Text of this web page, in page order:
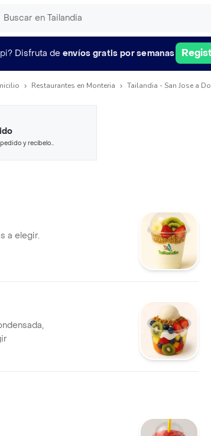
Disfruta de envíos gratis por semanas
Restaurantes en Monteria Tailandia - San Jose a
y recíbelo
a elegir.